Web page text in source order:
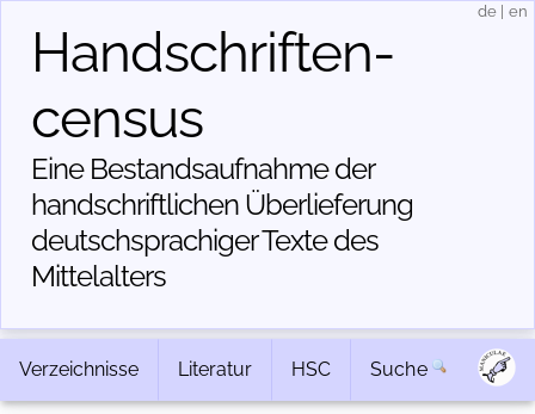
Handschriften­
census
Eine Bestandsaufnahme der
handschriftlichen Über­lieferung
deutschsprachiger Texte des
Mittelalters
de en
Verzeichnisse Literatur HSC Suche